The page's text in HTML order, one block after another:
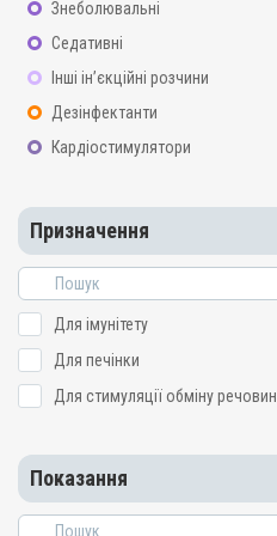
Знеболювальні
Седативні
Інші ін’єкційні розчини
Дезінфектанти
Кардіостимулятори
Призначення
Для імунітету
Для печінки
Для стимуляції обміну речовин
Показання